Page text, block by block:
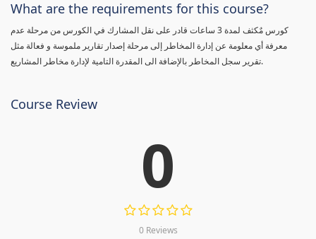
What are the requirements for this course?
كورس مٌكثف لمدة 3 ساعات قادر على نقل المشارك في الكورس من مرحلة عدم
معرفة أي معلومة عن إدارة المخاطر إلى مرحلة إصدار تقارير ملموسة و فعالة مثل
تقرير سجل المخاطر بالإضافة الى المقدرة التامية لإدارة مخاطر المشاريع.
Course Review
0
0 Reviews